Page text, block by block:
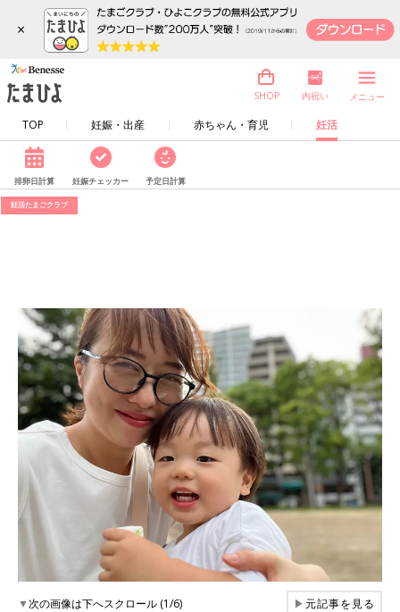
×
TOP 妊娠・出産 赤ちゃん・育児 妊活
SHOP 内祝い メニュー
排卵日計算 妊娠チェッカー 予定日計算
妊活たまごクラブ
▼次の画像は下へスクロール (1/6) ▶元記事を見る